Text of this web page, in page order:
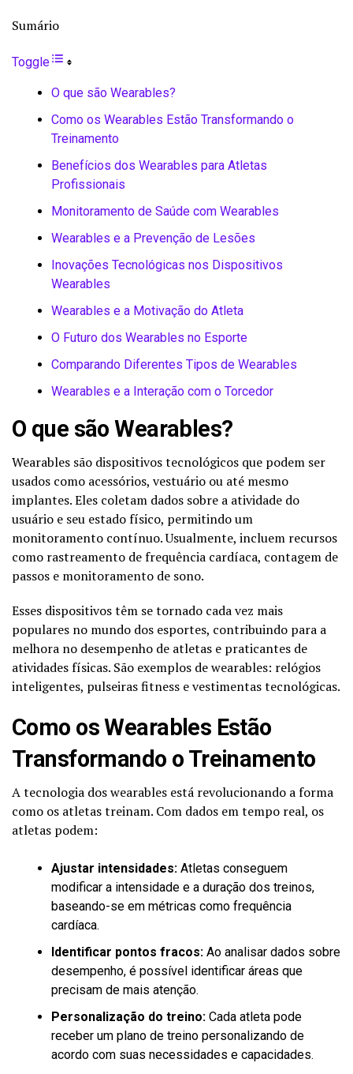
Sumário
Toggle
O que são Wearables?
Como os Wearables Estão Transformando o
Treinamento
Benefícios dos Wearables para Atletas
Profissionais
Monitoramento de Saúde com Wearables
Wearables e a Prevenção de Lesões
Inovações Tecnológicas nos Dispositivos
Wearables
Wearables e a Motivação do Atleta
O Futuro dos Wearables no Esporte
Comparando Diferentes Tipos de Wearables
Wearables e a Interação com o Torcedor
O que são Wearables?
Wearables são dispositivos tecnológicos que podem ser
usados como acessórios, vestuário ou até mesmo
implantes. Eles coletam dados sobre a atividade do
usuário e seu estado físico, permitindo um
monitoramento contínuo. Usualmente, incluem recursos
como rastreamento de frequência cardíaca, contagem de
passos e monitoramento de sono.
Esses dispositivos têm se tornado cada vez mais
populares no mundo dos esportes, contribuindo para a
melhora no desempenho de atletas e praticantes de
atividades físicas. São exemplos de wearables: relógios
inteligentes, pulseiras fitness e vestimentas tecnológicas.
Como os Wearables Estão
Transformando o Treinamento
A tecnologia dos wearables está revolucionando a forma
como os atletas treinam. Com dados em tempo real, os
atletas podem:
Ajustar intensidades: Atletas conseguem
modificar a intensidade e a duração dos treinos,
baseando-se em métricas como frequência
cardíaca.
Identificar pontos fracos: Ao analisar dados sobre
desempenho, é possível identificar áreas que
precisam de mais atenção.
Personalização do treino: Cada atleta pode
receber um plano de treino personalizando de
acordo com suas necessidades e capacidades.